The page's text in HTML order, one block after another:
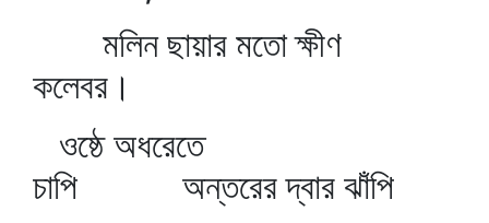
মলিন ছায়ার মতো ক্ষীণ
কলেবর।
ওষ্ঠে অধরেতে
চাপি অন্তরের দ্বার ঝাঁপি